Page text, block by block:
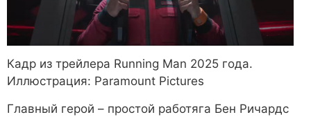
Кадр из трейлера Running Man 2025 года.
Иллюстрация: Paramount Pictures
Главный герой – простой работяга Бен Ричардс